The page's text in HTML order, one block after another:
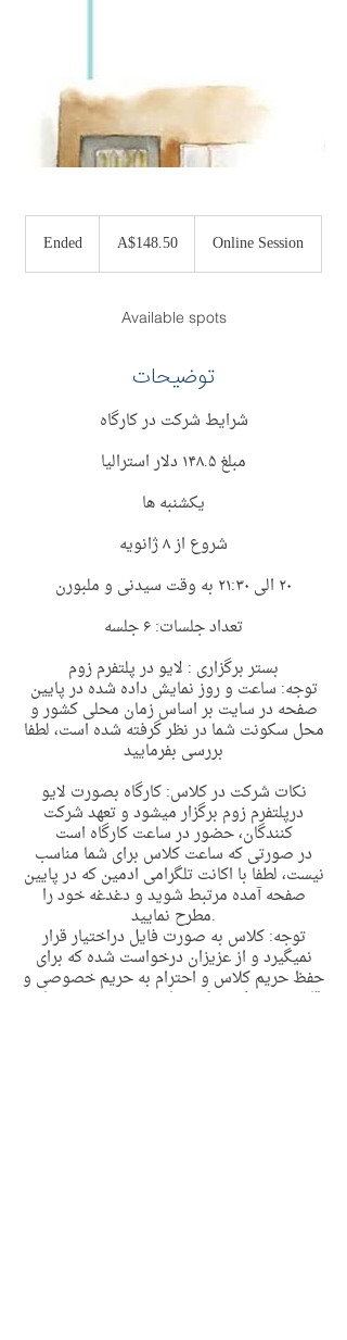
Ended
n
Australian
dollarsA$148.50 Online Session
Available spots
توضیحات
شرایط شرکت در کارگاه
مبلغ ١۴٨.۵ دلار استرالیا
یکشنبه ها
شروع از ٨ ژانویه
٢٠ الی ٢١:٣٠ به وقت سیدنی و ملبورن
تعداد جلسات: ۶ جلسه
بستر برگزاری : لایو در پلتفرم زوم
توجه: ساعت و روز نمایش داده شده در پایین
صفحه در سایت بر اساس زمان محلی کشور و
محل سکونت شما در نظر گرفته شده است، لطفا
بررسی بفرمایید
نکات شرکت در کلاس: کارگاه بصورت لایو
درپلتفرم زوم برگزار میشود و تعهد شرکت
کنندگان، حضور در ساعت کارگاه است
در صورتی که ساعت کلاس برای شما مناسب
نیست، لطفا با اکانت تلگرامی ادمین که در پایین
صفحه آمده مرتبط شوید و دغدغه خود را
مطرح نمایید.
توجه: کلاس به صورت فایل دراختیار قرار
نمیگیرد و از عزیزان درخواست شده که برای
حفظ حریم‌ کلاس و احترام به حریم خصوصی و
قانون حق تکثیر (کپی رایت) تحت هیچ عنوانی